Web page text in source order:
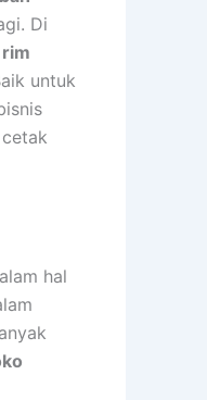
Di
untuk
hal